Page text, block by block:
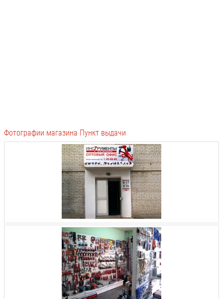
Фотографии магазина Пункт выдачи